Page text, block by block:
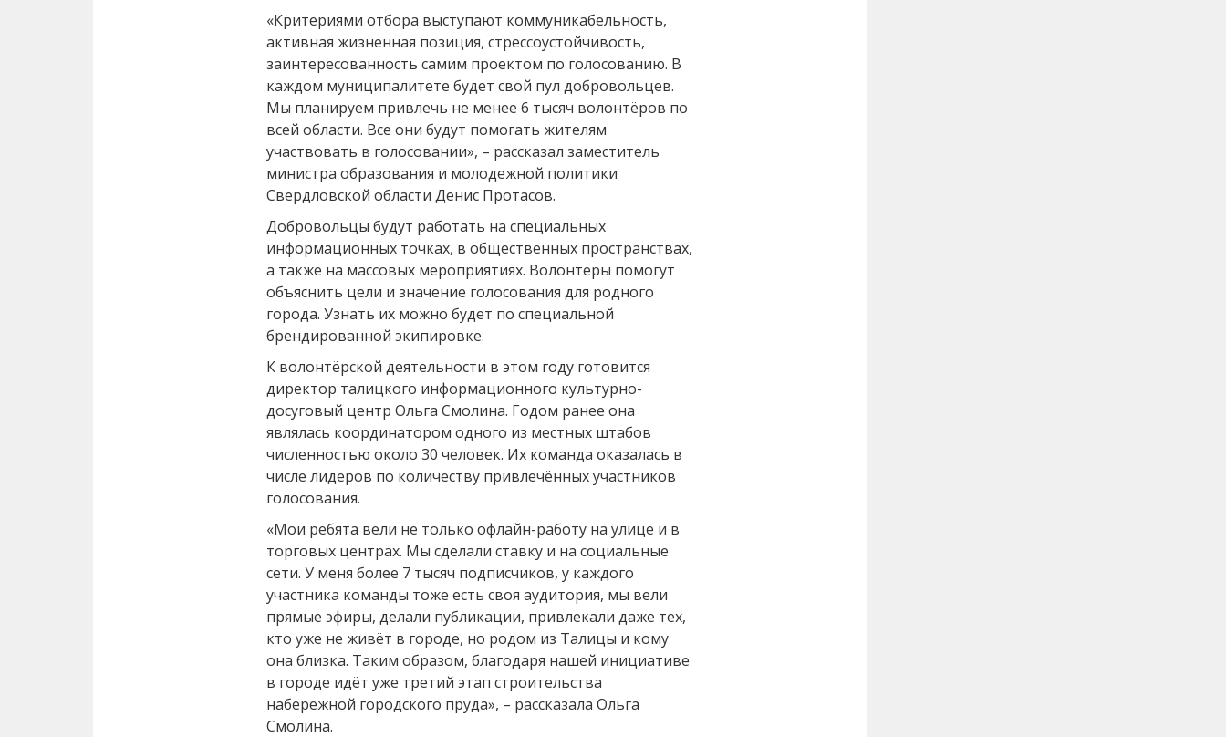
«Критериями отбора выступают коммуникабельность,
активная жизненная позиция, стрессоустойчивость,
заинтересованность самим проектом по голосованию. В
каждом муниципалитете будет свой пул добровольцев.
Мы планируем привлечь не менее 6 тысяч волонтёров по
всей области. Все они будут помогать жителям
участвовать в голосовании», – рассказал заместитель
министра образования и молодежной политики
Свердловской области Денис Протасов.
Добровольцы будут работать на специальных
информационных точках, в общественных пространствах,
а также на массовых мероприятиях. Волонтеры помогут
объяснить цели и значение голосования для родного
города. Узнать их можно будет по специальной
брендированной экипировке.
К волонтёрской деятельности в этом году готовится
директор талицкого информационного культурно-
досуговый центр Ольга Смолина. Годом ранее она
являлась координатором одного из местных штабов
численностью около 30 человек. Их команда оказалась в
числе лидеров по количеству привлечённых участников
голосования.
«Мои ребята вели не только офлайн-работу на улице и в
торговых центрах. Мы сделали ставку и на социальные
сети. У меня более 7 тысяч подписчиков, у каждого
участника команды тоже есть своя аудитория, мы вели
прямые эфиры, делали публикации, привлекали даже тех,
кто уже не живёт в городе, но родом из Талицы и кому
она близка. Таким образом, благодаря нашей инициативе
в городе идёт уже третий этап строительства
набережной городского пруда», – рассказала Ольга
Смолина.